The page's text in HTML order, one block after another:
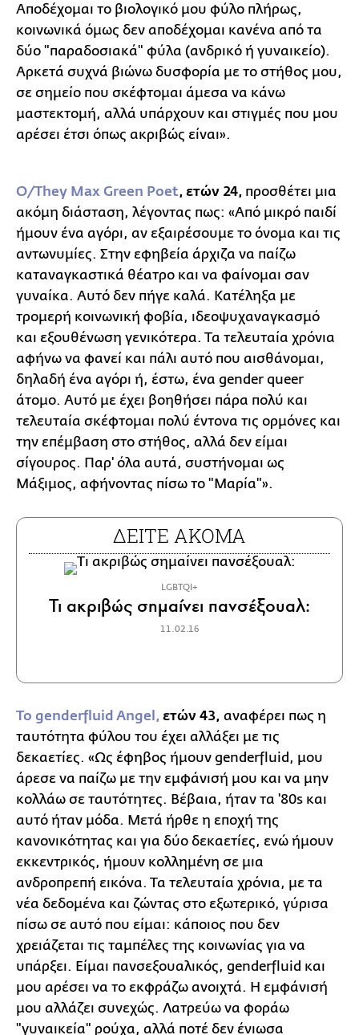
Αποδέχομαι το βιολογικό μου φύλο πλήρως,
κοινωνικά όμως δεν αποδέχομαι κανένα από τα
δύο "παραδοσιακά" φύλα (ανδρικό ή γυναικείο).
Αρκετά συχνά βιώνω δυσφορία με το στήθος μου,
σε σημείο που σκέφτομαι άμεσα να κάνω
μαστεκτομή, αλλά υπάρχουν και στιγμές που μου
αρέσει έτσι όπως ακριβώς είναι».
Ο/They Max Green Poet, ετών 24, προσθέτει μια
ακόμη διάσταση, λέγοντας πως: «Από μικρό παιδί
ήμουν ένα αγόρι, αν εξαιρέσουμε το όνομα και τις
αντωνυμίες. Στην εφηβεία άρχιζα να παίζω
καταναγκαστικά θέατρο και να φαίνομαι σαν
γυναίκα. Αυτό δεν πήγε καλά. Κατέληξα με
τρομερή κοινωνική φοβία, ιδεοψυχαναγκασμό
και εξουθένωση γενικότερα. Τα τελευταία χρόνια
αφήνω να φανεί και πάλι αυτό που αισθάνομαι,
δηλαδή ένα αγόρι ή, έστω, ένα gender queer
άτομο. Αυτό με έχει βοηθήσει πάρα πολύ και
τελευταία σκέφτομαι πολύ έντονα τις ορμόνες και
την επέμβαση στο στήθος, αλλά δεν είμαι
σίγουρος. Παρ' όλα αυτά, συστήνομαι ως
Μάξιμος, αφήνοντας πίσω το "Μαρία"».
ΔΕΙΤΕ ΑΚΟΜΑ
LGBTQI+
Τι ακριβώς σημαίνει πανσέξουαλ:
11.02.16
Το genderfluid Angel, ετών 43, αναφέρει πως η
ταυτότητα φύλου του έχει αλλάξει με τις
δεκαετίες. «Ως έφηβος ήμουν genderfluid, μου
άρεσε να παίζω με την εμφάνισή μου και να μην
κολλάω σε ταυτότητες. Βέβαια, ήταν τα '80s και
αυτό ήταν μόδα. Μετά ήρθε η εποχή της
κανονικότητας και για δύο δεκαετίες, ενώ ήμουν
εκκεντρικός, ήμουν κολλημένη σε μια
ανδροπρεπή εικόνα. Τα τελευταία χρόνια, με τα
νέα δεδομένα και ζώντας στο εξωτερικό, γύρισα
πίσω σε αυτό που είμαι: κάποιος που δεν
χρειάζεται τις ταμπέλες της κοινωνίας για να
υπάρξει. Είμαι πανσεξουαλικός, genderfluid και
μου αρέσει να το εκφράζω ανοιχτά. Η εμφάνισή
μου αλλάζει συνεχώς. Λατρεύω να φοράω
"γυναικεία" ρούχα, αλλά ποτέ δεν ένιωσα